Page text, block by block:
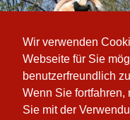
Wir verwenden
Webseite für Sie
benutzerfreundlich
Wenn Sie fortfahren,
Sie mit der